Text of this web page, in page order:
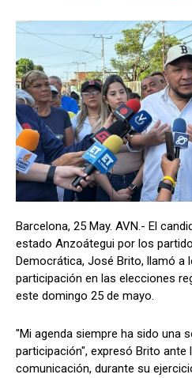
Barcelona, 25 May. AVN.- El
estado Anzoátegui por los
Democrática, José Brito, llamó a
participación en las elecciones
este domingo 25 de mayo.
"Mi agenda siempre ha sido una
participación", expresó Brito ante
comunicación, durante su